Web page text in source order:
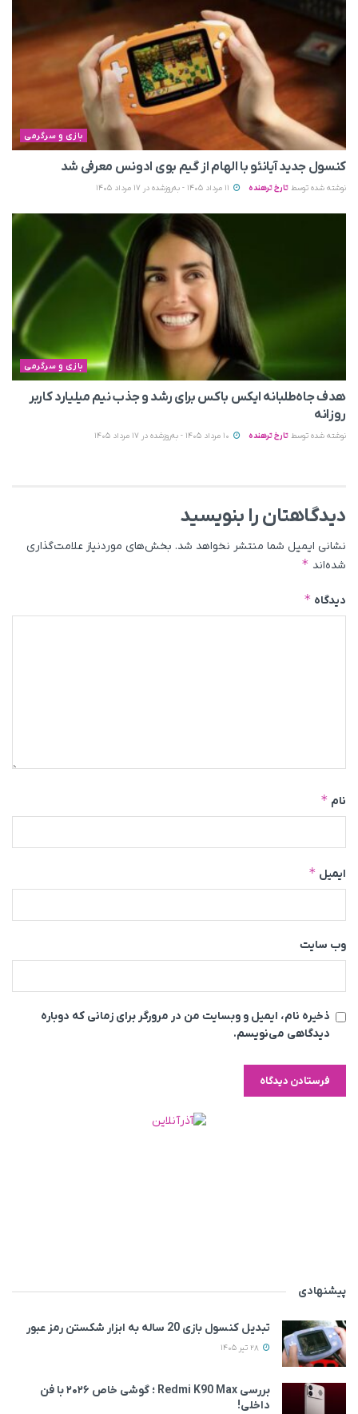
بازی و سرگرمی
کنسول جدید آیانئو با الهام از گیم بوی ادونس معرفی شد
نوشته شده توسط تارخ ترهنده
بازی و سرگرمی
هدف جاه‌طلبانه ایکس باکس برای رشد و جذب نیم میلیارد کاربر
روزانه
نوشته شده توسط تارخ ترهنده
دیدگاهتان را بنویسید
نشانی ایمیل شما منتشر نخواهد شد. بخش‌های موردنیاز علامت‌گذاری
شده‌اند *
دیدگاه *
نام *
ایمیل *
وب‌ سایت
ذخیره نام، ایمیل و وبسایت من در مرورگر برای زمانی که دوباره
دیدگاهی می‌نویسم.
پیشنهادی
تبدیل کنسول بازی 20 ساله به ابزار شکستن رمز عبور
بررسی Redmi K90 Max ؛ گوشی خاص‌ ۲۰۲۶ با فن
داخلی!